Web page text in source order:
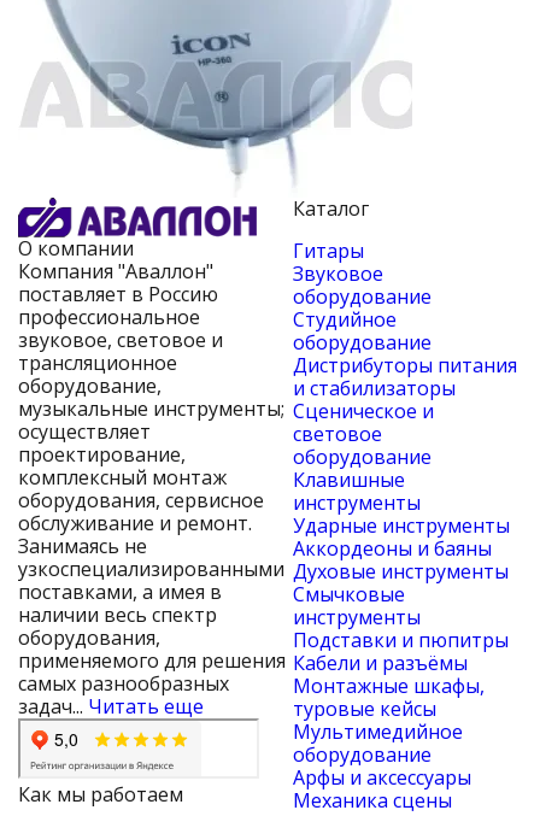
О компании
Компания "Аваллон"
поставляет в Россию
профессиональное
звуковое, световое и
трансляционное
оборудование,
музыкальные инструменты;
осуществляет
проектирование,
комплексный монтаж
оборудования, сервисное
обслуживание и ремонт.
Занимаясь не
узкоспециализированными
поставками, а имея в
наличии весь спектр
оборудования,
применяемого для решения
самых разнообразных
задач... Читать еще
Как мы работаем
Каталог
Гитары
Звуковое
оборудование
Студийное
оборудование
Дистрибуторы питания
и стабилизаторы
Сценическое и
световое
оборудование
Клавишные
инструменты
Ударные инструменты
Аккордеоны и баяны
Духовые инструменты
Смычковые
инструменты
Подставки и пюпитры
Кабели и разъёмы
Монтажные шкафы,
туровые кейсы
Мультимедийное
оборудование
Арфы и аксессуары
Механика сцены